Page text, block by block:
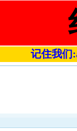
记住我们